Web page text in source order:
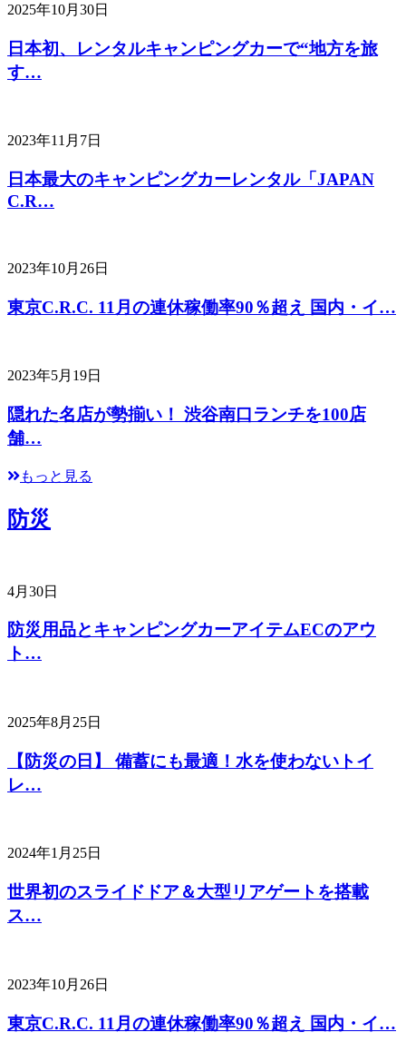
2025年10月30日
日本初、レンタルキャンピングカーで“地方を旅
す…
2023年11月7日
日本最大のキャンピングカーレンタル「JAPAN
C.R…
2023年10月26日
東京C.R.C. 11月の連休稼働率90％超え 国内・イ…
2023年5月19日
隠れた名店が勢揃い！ 渋谷南口ランチを100店
舗…
もっと見る
防災
4月30日
防災用品とキャンピングカーアイテムECのアウ
ト…
2025年8月25日
【防災の日】 備蓄にも最適！水を使わないトイ
レ…
2024年1月25日
世界初のスライドドア＆大型リアゲートを搭載
ス…
2023年10月26日
東京C.R.C. 11月の連休稼働率90％超え 国内・イ…